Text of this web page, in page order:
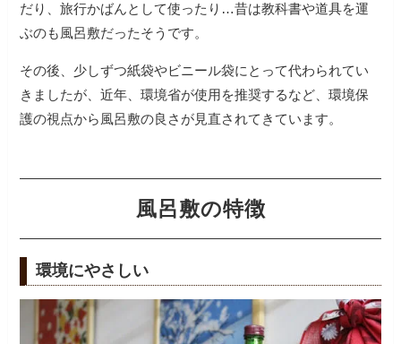
だり、旅行かばんとして使ったり…昔は教科書や道具を運
ぶのも風呂敷だったそうです。
その後、少しずつ紙袋やビニール袋にとって代わられてい
きましたが、近年、環境省が使用を推奨するなど、環境保
護の視点から風呂敷の良さが見直されてきています。
風呂敷の特徴
環境にやさしい